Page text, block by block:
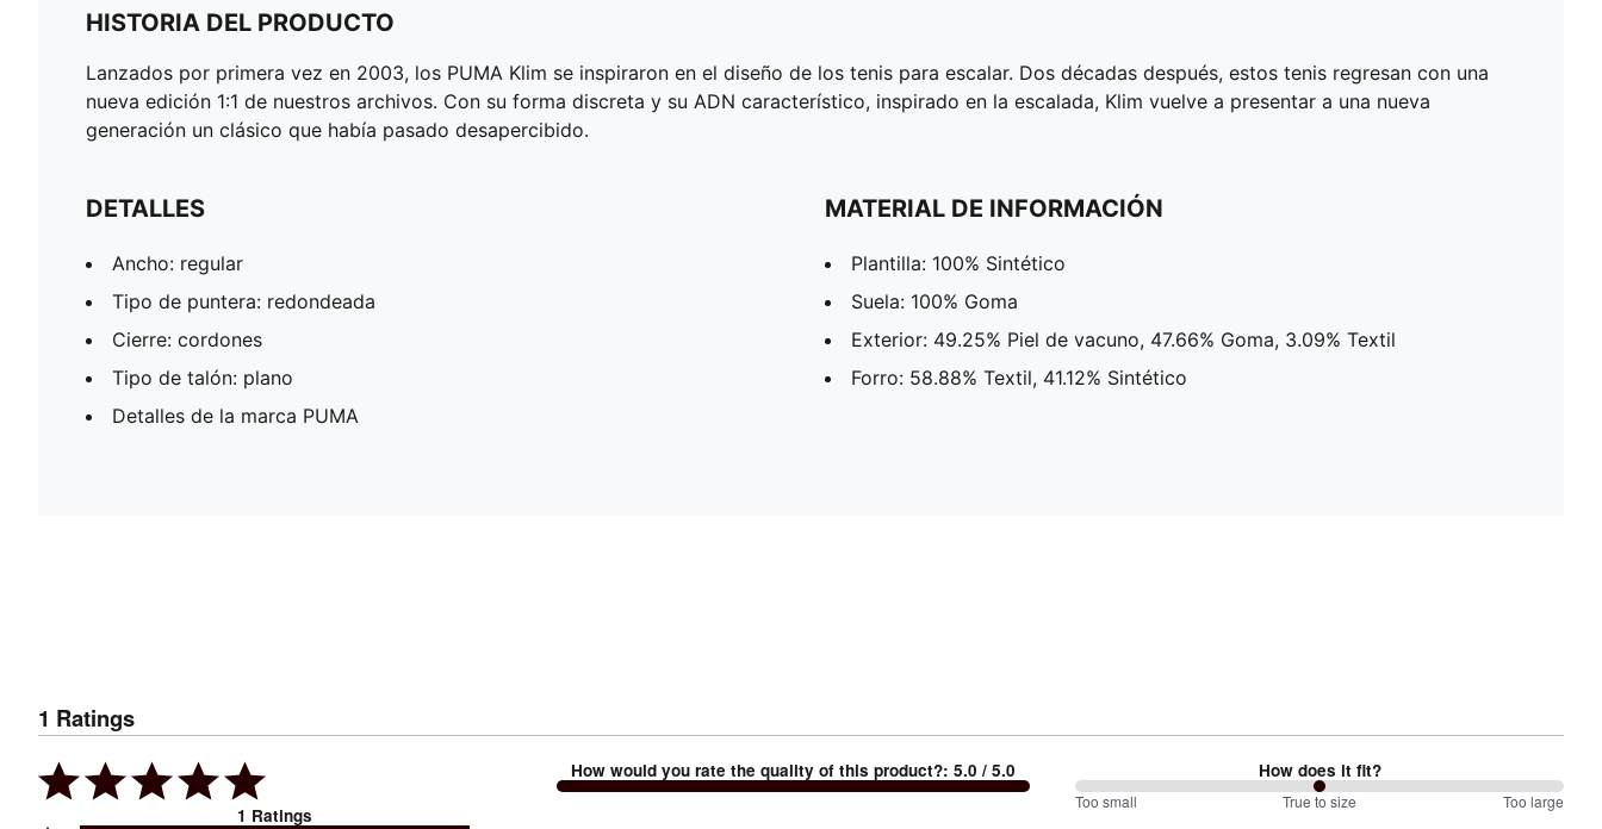
HISTORIA DEL PRODUCTO
Lanzados por primera vez en 2003, los PUMA Klim se inspiraron en el diseño de los tenis para escalar. Dos décadas después, estos tenis regresan con una
nueva edición 1:1 de nuestros archivos. Con su forma discreta y su ADN característico, inspirado en la escalada, Klim vuelve a presentar a una nueva
generación un clásico que había pasado desapercibido.
DETALLES
Ancho: regular
Tipo de puntera: redondeada
Cierre: cordones
Tipo de talón: plano
Detalles de la marca PUMA
MATERIAL DE INFORMACIÓN
Plantilla: 100% Sintético
Suela: 100% Goma
Exterior: 49.25% Piel de vacuno, 47.66% Goma, 3.09% Textil
Forro: 58.88% Textil, 41.12% Sintético
1 Ratings
1 Ratings
How would you rate the quality of this product?:5.0 / 5.0 How does it fit?
100%
Too small True to size Too large